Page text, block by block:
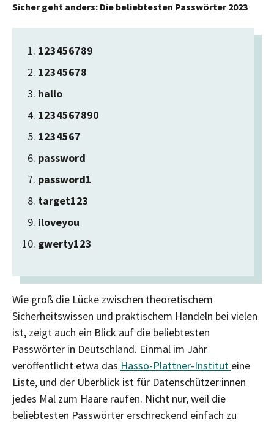
Sicher geht anders: Die beliebtesten Passwörter 2023
123456789
12345678
hallo
1234567890
1234567
password
password1
target123
iloveyou
gwerty123
Wie groß die Lücke zwischen theoretischem
Sicherheitswissen und praktischem Handeln bei vielen
ist, zeigt auch ein Blick auf die beliebtesten
Passwörter in Deutschland. Einmal im Jahr
veröffentlicht etwa das Hasso-Plattner-Institut eine
Liste, und der Überblick ist für Datenschützer:innen
jedes Mal zum Haare raufen. Nicht nur, weil die
beliebtesten Passwörter erschreckend einfach zu